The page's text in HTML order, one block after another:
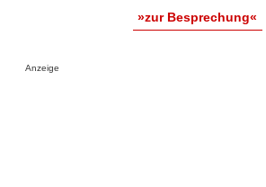
»zur Besprechung«
Anzeige